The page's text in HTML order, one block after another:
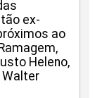
ex-
ao
Heleno,
Walter